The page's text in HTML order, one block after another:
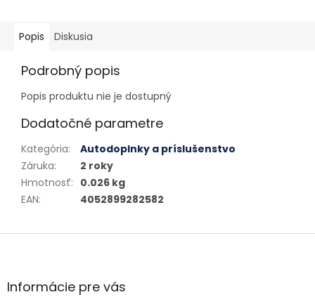
Popis Diskusia
Podrobný popis
Popis produktu nie je dostupný
Dodatočné parametre
Kategória:
Autodoplnky a príslušenstvo
Záruka:
2 roky
Hmotnosť: 0.026 kg
EAN: 4052899282582
Zápätie
Informácie pre vás